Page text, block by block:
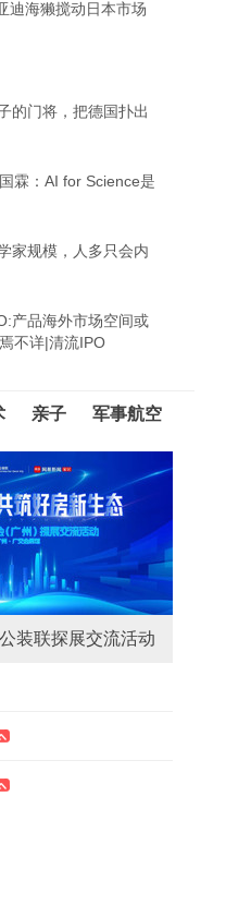
迪海獭搅动日本市场
的门将，把德国扑出
霖：AI for Science是
家规模，人多只会内
产品海外市场空间或
不详|清流IPO
亲子 军事航空
装联探展交流活动